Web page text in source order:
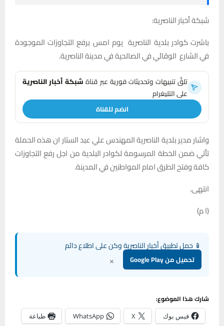
شبكة أخبار الناصرية:
باشرت كوادر بلدية الناصرية يوم امس برفع التجاوزات الموجودة
في الشارع الوقائي في الصالحية في مدينة الناصرية.
تلقَّ تنبيهات وتحديثات فورية عبر قناةشبكة أخبار الناصرية
على التليغرام
انضم للقناة
واشار مدير بلدية الناصرية المهندس علي عبد الستار ان هذه الحملة
تأتي ضمن الخطة المرسومة لكوادر البلدية من اجل رفع التجاوزات
كافة وفتح الطرق امام المواطنين في المدينة.
انتهى.
(ا م)
📱 حمل تطبيق أخبار الناصرية وكن على اطلاع دائم
تحميل من Google Play ×
شارك هذا الموضوع:
فيس بوك X
WhatsApp طباعة